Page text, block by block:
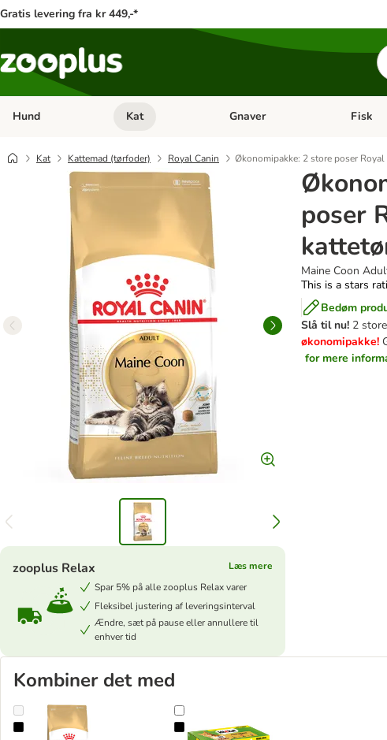
Gratis levering fra kr 449,-*
Hund Åben kategori menu: Hund
Kat Åben kategori menu: Kat
Gnaver Åben
Fisk
Kat Kattemad (tørfoder) Royal Canin Økonomipakke: 2 store poser
poser
Maine Coon
This is a stars
Bedøm
Slå til nu! 2
økonomipakke!
for mere
zooplus Relax
Læs mere
Spar 5% på alle zooplus Relax varer
Fleksibel justering af leveringsinterval
Ændre, sæt på pause eller annullere til
enhver tid
Kombiner det med
Økonomipakke: 2 store poser Royal Canin kattetørfoder
Kitekat portionsposer 48 x 85 g